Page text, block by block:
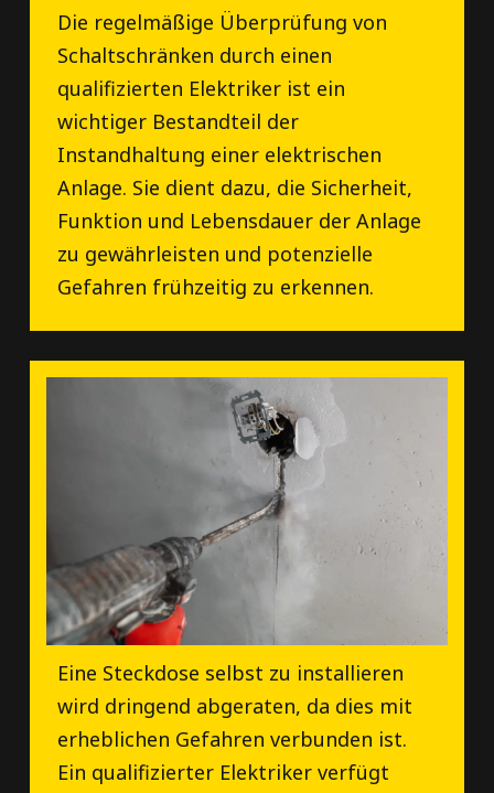
Die regelmäßige Überprüfung von
Schaltschränken durch einen
qualifizierten Elektriker ist ein
wichtiger Bestandteil der
Instandhaltung einer elektrischen
Anlage. Sie dient dazu, die Sicherheit,
Funktion und Lebensdauer der Anlage
zu gewährleisten und potenzielle
Gefahren frühzeitig zu erkennen.
Eine Steckdose selbst zu installieren
wird dringend abgeraten, da dies mit
erheblichen Gefahren verbunden ist.
Ein qualifizierter Elektriker verfügt